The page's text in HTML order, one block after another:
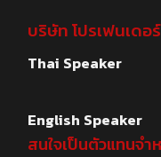
บริษัท โปรเฟนเดอ
Thai Speaker
English Speaker
สนใจเป็นตัวแทนจำ